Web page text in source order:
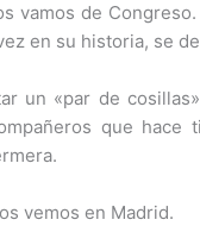
vamos de
en su historia, se
un «par de
que
vemos en Madrid.